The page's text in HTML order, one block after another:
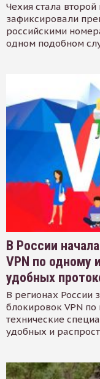
Чехия стала
зафиксировали
российскими
одном подобном
В России
VPN по одному
удобных
В регионах России
блокировок VPN
технические
удобных и